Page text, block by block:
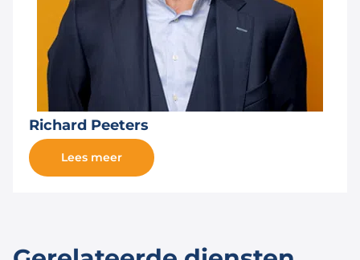
Richard Peeters
Lees meer